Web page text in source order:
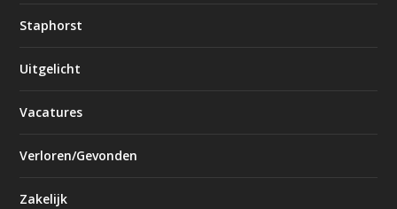
Staphorst
Uitgelicht
Vacatures
Verloren/Gevonden
Zakelijk